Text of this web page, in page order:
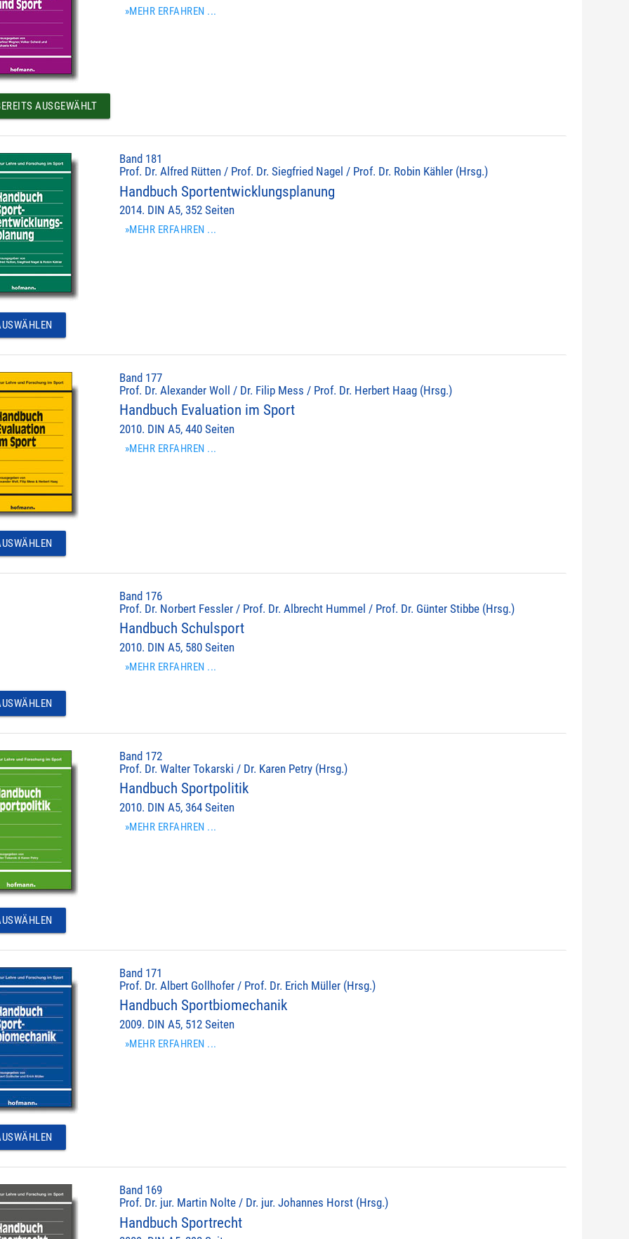
»MEHR ERFAHREN ...
AUSGEWÄHLT
Band 181
Prof. Dr. Alfred Rütten / Prof. Dr. Siegfried Nagel / Prof. Dr. Robin Kähler (Hrsg.)
Handbuch Sportentwicklungsplanung
2014. DIN A5, 352 Seiten
»MEHR ERFAHREN ...
Band 177
Prof. Dr. Alexander Woll / Dr. Filip Mess / Prof. Dr. Herbert Haag (Hrsg.)
Handbuch Evaluation im Sport
2010. DIN A5, 440 Seiten
»MEHR ERFAHREN ...
Band 176
Prof. Dr. Norbert Fessler / Prof. Dr. Albrecht Hummel / Prof. Dr. Günter Stibbe (Hrsg.)
Handbuch Schulsport
2010. DIN A5, 580 Seiten
»MEHR ERFAHREN ...
Band 172
Prof. Dr. Walter Tokarski / Dr. Karen Petry (Hrsg.)
Handbuch Sportpolitik
2010. DIN A5, 364 Seiten
»MEHR ERFAHREN ...
Band 171
Prof. Dr. Albert Gollhofer / Prof. Dr. Erich Müller (Hrsg.)
Handbuch Sportbiomechanik
2009. DIN A5, 512 Seiten
»MEHR ERFAHREN ...
Band 169
Prof. Dr. jur. Martin Nolte / Dr. jur. Johannes Horst (Hrsg.)
Handbuch Sportrecht